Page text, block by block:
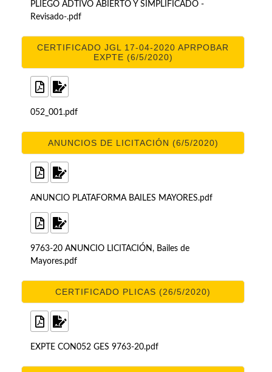
PLIEGO ADTIVO ABIERTO Y SIMPLIFICADO -
Revisado-.pdf
CERTIFICADO JGL 17-04-2020 APRPOBAR
EXPTE (6/5/2020)
052_001.pdf
ANUNCIOS DE LICITACIÓN (6/5/2020)
ANUNCIO PLATAFORMA BAILES MAYORES.pdf
9763-20 ANUNCIO LICITACIÓN, Bailes de
Mayores.pdf
CERTIFICADO PLICAS (26/5/2020)
EXPTE CON052 GES 9763-20.pdf